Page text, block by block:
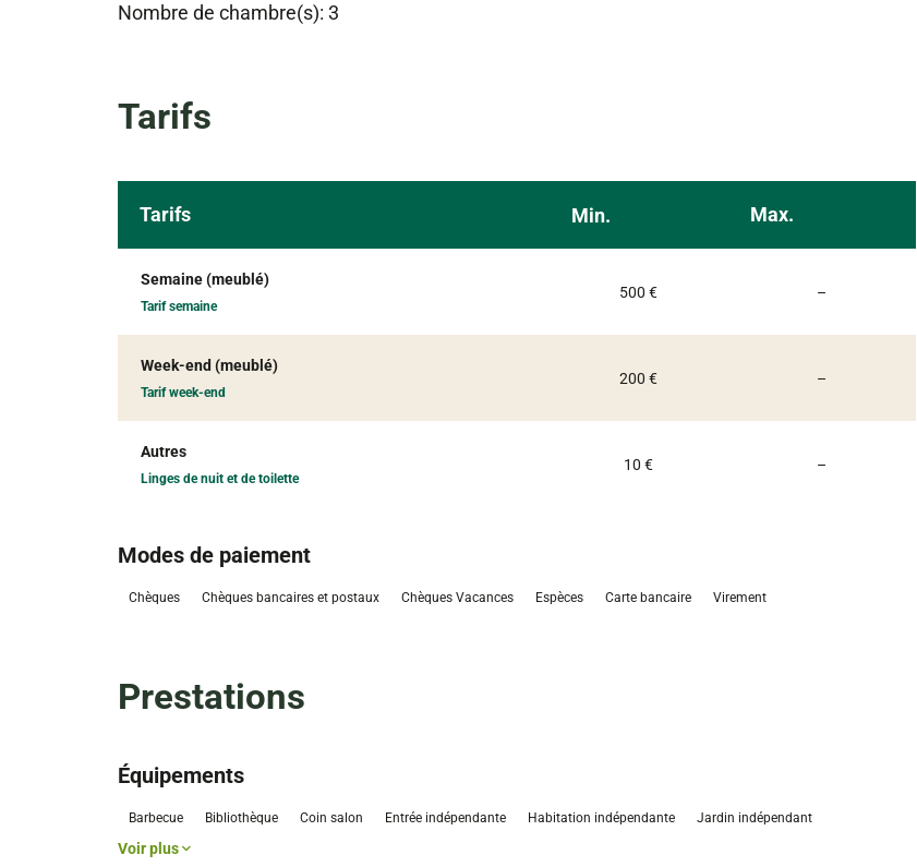
Nombre de chambre(s): 3
Tarifs
Tarifs Min. Max.
Semaine (meublé)
Tarif semaine
500 € –
Week-end (meublé)
Tarif week-end
200 € –
Autres
Linges de nuit et de toilette
10 € –
Modes de paiement
Chèques Chèques bancaires et postaux Chèques Vacances Espèces Carte bancaire Virement
Prestations
Équipements
Barbecue Bibliothèque Coin salon Entrée indépendante Habitation indépendante Jardin indépendant
Voir plus